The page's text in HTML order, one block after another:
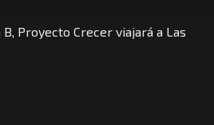
Proyecto Crecer viajará a Las